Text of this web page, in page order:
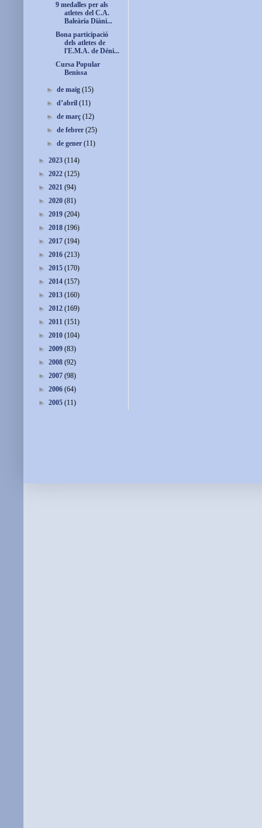
9 medalles per als
atletes del C.A.
Baleària Diàni...
Bona participació
dels atletes de
l'E.M.A. de Déni...
Cursa Popular
Benissa
►de maig(15)
►d’abril(11)
►de març(12)
►de febrer(25)
►de gener(11)
► 2023 (114)
► 2022 (125)
► 2021 (94)
► 2020 (81)
► 2019 (204)
► 2018 (196)
► 2017 (194)
► 2016 (213)
► 2015 (170)
► 2014 (157)
► 2013 (160)
► 2012 (169)
► 2011 (151)
► 2010 (104)
► 2009 (83)
► 2008 (92)
► 2007 (98)
► 2006 (64)
► 2005 (11)